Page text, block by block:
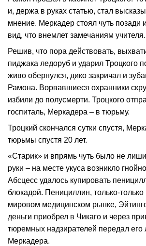
и, держа в руках статью, стал
мнение. Меркадер стоял чуть позади
вид, что внемлет замечаниям учителя.
Решив, что пора действовать,
пиджака ледоруб и ударил Троцкого
живо обернулся, дико закричал и
Рамона. Ворвавшиеся охранники
избили до полусмерти. Троцкого
госпиталь, Меркадера – в тюрьму.
Троцкий скончался сутки спустя,
тюрьмы спустя 20 лет.
«Старик» и впрямь чуть было не
руки – на месте укуса возникло
Абсцесс удалось купировать
блокадой. Пенициллин, только-
мировом медицинском рынке,
деньги приобрел в Чикаго и через
тюремных надзирателей передал его
Меркадера.